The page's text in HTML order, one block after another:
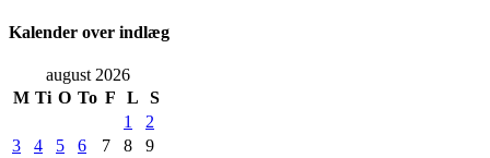
Kalender over indlæg
august 2026
M Ti O To F L
S
1
2
3
4 5 6 7 8
9